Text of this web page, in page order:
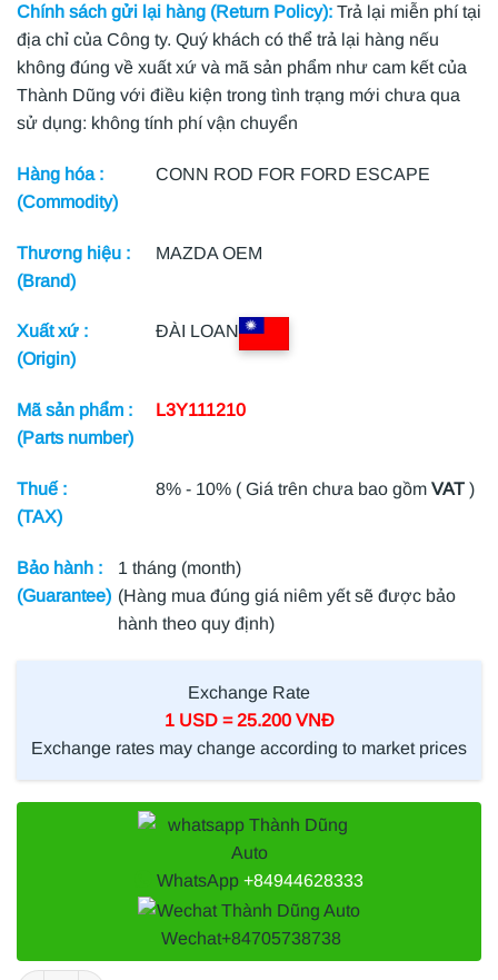
Chính sách gửi lại hàng (Return Policy): Trả lại miễn phí tại
địa chỉ của Công ty. Quý khách có thể trả lại hàng nếu
không đúng về xuất xứ và mã sản phẩm như cam kết của
Thành Dũng với điều kiện trong tình trạng mới chưa qua
sử dụng: không tính phí vận chuyển
Hàng hóa :
(Commodity)
CONN ROD FOR FORD ESCAPE
Thương hiệu :
(Brand)
MAZDA OEM
Xuất xứ :
(Origin)
ĐÀI LOAN
Mã sản phẩm :
(Parts number)
L3Y111210
Thuế :
(TAX)
8% - 10% ( Giá trên chưa bao gồmVAT )
Bảo hành :
(Guarantee)
1 tháng (month)
(Hàng mua đúng giá niêm yết sẽ được bảo
hành theo quy định)
Exchange Rate
1 USD = 25.200 VNĐ
Exchange rates may change according to market prices
WhatsApp +84944628333
Wechat+84705738738